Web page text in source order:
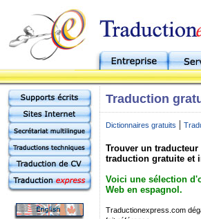
Traduction
Dictionnaires gratuits |
Trouver un
traduction gratuite et
Voici une sélection
Web en espagnol.
Traductionexpress.com